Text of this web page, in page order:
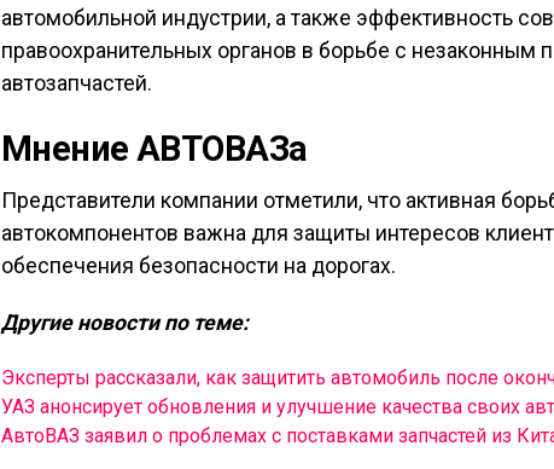
автомобильной индустрии, а также эффективность
правоохранительных органов в борьбе с незаконным
автозапчастей.
Мнение АВТОВАЗа
Представители компании отметили, что активная
автокомпонентов важна для защиты интересов
обеспечения безопасности на дорогах.
Другие новости по теме:
Эксперты рассказали, как защитить автомобиль после
УАЗ анонсирует обновления и улучшение качества своих
АвтоВАЗ заявил о проблемах с поставками запчастей из